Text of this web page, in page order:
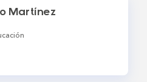
Martínez